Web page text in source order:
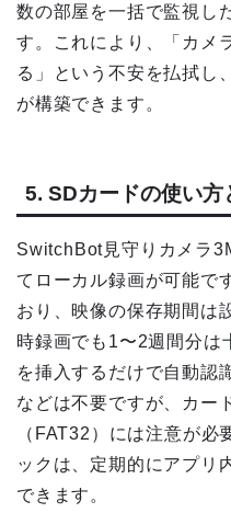
数の部屋を一括で監視し
す。これにより、「カメ
る」という不安を払拭し
が構築できます。
5. SDカードの使い方
SwitchBot見守りカメラ
てローカル録画が可能で
おり、映像の保存期間は
時録画でも1〜2週間分は
を挿入するだけで自動認
などは不要ですが、カー
（FAT32）には注意が必
ックは、定期的にアプリ
できます。